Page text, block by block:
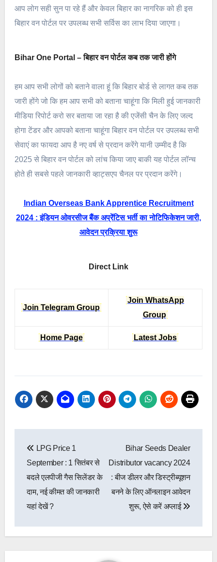
आप लोग सही सुन पा रहे हैं और केवल बिहार का नागरिक को ही इस
बिहार वन पोर्टल पर उपलब्ध सभी सर्विस का लाभ दिया जाएगा।
Bihar One Portal – बिहार वन पोर्टल कब तक जारी होंगे
हम आप सभी लोगों को बताने वाला हूं कि बिहार बोर्ड से लागत कब तक
जारी होंगे जो कि हम आप सभी को बताना चाहूंगा कि मिली हुई जानकारी
मीडिया रिपोर्ट करो सर बताया जा रहा है की एजेंसी चैन के लिए जल्द
होगा टेंडर और आपको बताना चाहूंगा बिहार वन पोर्टल पर उपलब्ध सभी
सेवाएं का फायदा आप है नए वर्ष से प्रदान करेंगे यानी उम्मीद है कि
2025 से बिहार वन पोर्टल को लांच किया जाए बाकी यह पोर्टल लॉन्च
होते ही सबसे पहले जानकारी व्हाट्सएप चैनल पर प्रदान करेंगे।
Indian Overseas Bank Apprentice Recruitment
2024 : इंडियन ओवरसीज बैंक अप्रेंटिस भर्ती का नोटिफिकेशन जारी,
आवेदन प्रक्रिया शुरू
Direct Link
Join Telegram Group
Join WhatsApp
Group
Home Page Latest Jobs
navigation
LPG Price 1
September : 1 सितंबर से
बदले एलपीजी गैस सिलेंडर के
दाम, नई कीमत की जानकारी
यहां देखें ?
Bihar Seeds Dealer
Distributor vacancy 2024
: बीज डीलर और डिस्ट्रीब्यूशन
बनने के लिए ऑनलाइन आवेदन
शुरू, ऐसे करें अप्लाई